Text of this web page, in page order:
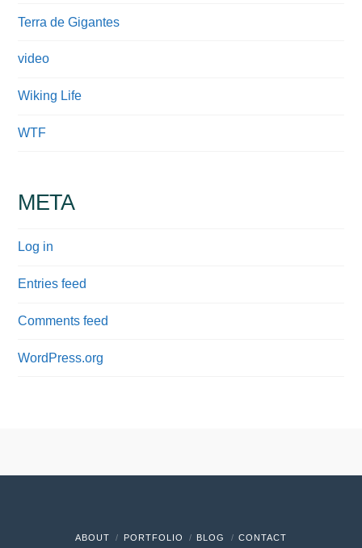
Terra de Gigantes
video
Wiking Life
WTF
META
Log in
Entries feed
Comments feed
WordPress.org
ABOUT PORTFOLIO BLOG CONTACT